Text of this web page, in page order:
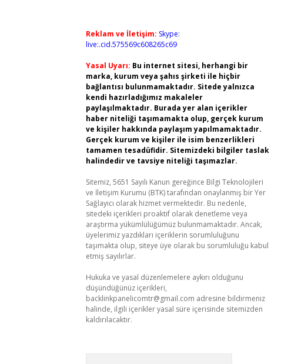
Reklam ve İletişim: Skype:
live:.cid.575569c608265c69
Yasal Uyarı: Bu internet sitesi, herhangi bir
marka, kurum veya şahıs şirketi ile hiçbir
bağlantısı bulunmamaktadır. Sitede yalnızca
kendi hazırladığımız makaleler
paylaşılmaktadır. Burada yer alan içerikler
haber niteliği taşımamakta olup, gerçek kurum
ve kişiler hakkında paylaşım yapılmamaktadır.
Gerçek kurum ve kişiler ile isim benzerlikleri
tamamen tesadüfidir. Sitemizdeki bilgiler taslak
halindedir ve tavsiye niteliği taşımazlar.
Sitemiz, 5651 Sayılı Kanun gereğince Bilgi Teknolojileri
ve İletişim Kurumu (BTK) tarafından onaylanmış bir Yer
Sağlayıcı olarak hizmet vermektedir. Bu nedenle,
sitedeki içerikleri proaktif olarak denetleme veya
araştırma yükümlülüğümüz bulunmamaktadır. Ancak,
üyelerimiz yazdıkları içeriklerin sorumluluğunu
taşımakta olup, siteye üye olarak bu sorumluluğu kabul
etmiş sayılırlar.
Hukuka ve yasal düzenlemelere aykırı olduğunu
düşündüğünüz içerikleri,
backlinkpanelicomtr@gmail.com adresine bildirmeniz
halinde, ilgili içerikler yasal süre içerisinde sitemizden
kaldırılacaktır.